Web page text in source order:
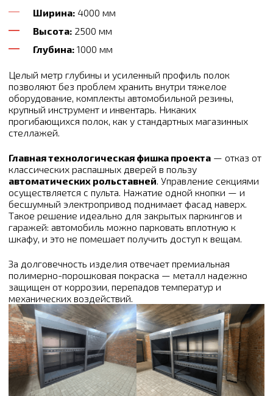
Ширина: 4000 мм
Высота: 2500 мм
Глубина: 1000 мм
Целый метр глубины и усиленный профиль полок
позволяют без проблем хранить внутри тяжелое
оборудование, комплекты автомобильной резины,
крупный инструмент и инвентарь. Никаких
прогибающихся полок, как у стандартных магазинных
стеллажей.
Главная технологическая фишка проекта — отказ от
классических распашных дверей в пользу
автоматических рольставней. Управление секциями
осуществляется с пульта. Нажатие одной кнопки — и
бесшумный электропривод поднимает фасад наверх.
Такое решение идеально для закрытых паркингов и
гаражей: автомобиль можно парковать вплотную к
шкафу, и это не помешает получить доступ к вещам.
За долговечность изделия отвечает премиальная
полимерно-порошковая покраска — металл надежно
защищен от коррозии, перепадов температур и
механических воздействий.